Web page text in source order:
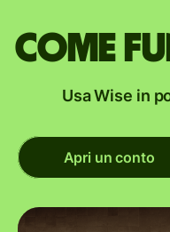
Come
Usa Wise in
Apri un conto